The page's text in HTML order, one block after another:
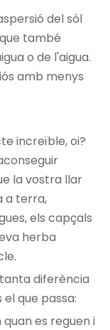
del sòl
també
o de l'aigua.
amb menys
increïble, oi?
la vostra llar
a terra,
els capçals
herba
diferència
que passa:
es reguen i